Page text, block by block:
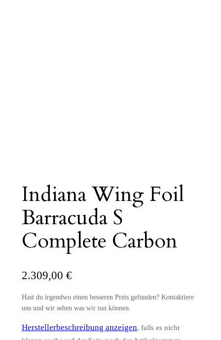
Indiana Wing Foil
Barracuda S
Complete Carbon
2.309,00 €
Hast du irgendwo einen besseren Preis gefunden? Kontaktiere
uns und wir sehen was wir tun können.
Herstellerbeschreibung anzeigen, falls es nicht